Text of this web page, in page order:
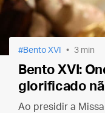
Bento XVI 3 min
Bento XVI:
glorificado
Ao presidir a